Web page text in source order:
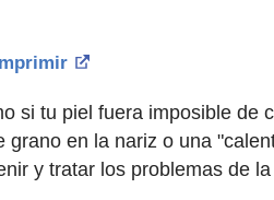
si tu piel fuera imposible de
grano en la nariz o una
y tratar los problemas de